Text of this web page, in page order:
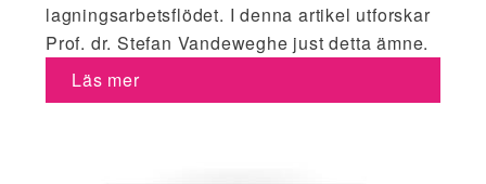
lagningsarbetsflödet. I denna artikel utforskar
Prof. dr. Stefan Vandeweghe just detta ämne.
Läs mer